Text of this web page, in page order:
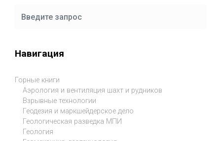
Навигация
Горные книги
Аэрология и вентиляция шахт и рудников
Взрывные технологии
Геодезия и маркшейдерское дело
Геологическая разведка МПИ
Геология